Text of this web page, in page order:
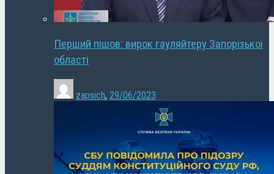
Перший пішов: вирок гауляйтеру Запорізької
області
zapsich, 29/06/2023